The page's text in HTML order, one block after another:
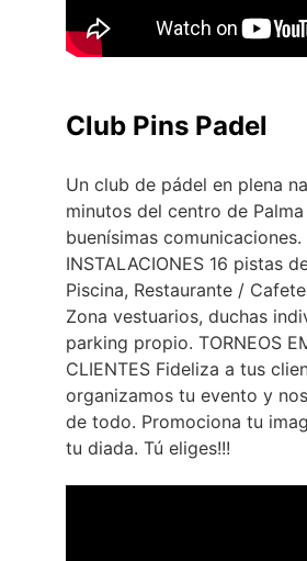
Club Pins Padel
Un club de pádel en plena
minutos del centro de
buenísimas comunicaciones.
INSTALACIONES 16 pistas
Piscina, Restaurante /
Zona vestuarios, duchas
parking propio. TORNEOS
CLIENTES Fideliza a tus
organizamos tu evento y
de todo. Promociona tu
tu diada. Tú eliges!!!